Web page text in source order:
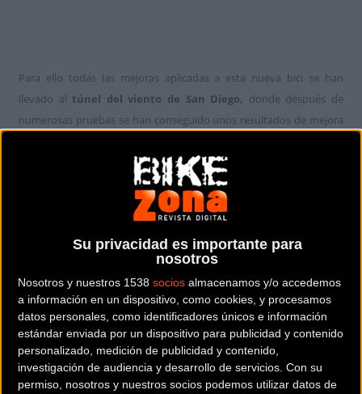
Su privacidad es importante para
nosotros
Nosotros y nuestros 1538 socios almacenamos y/o accedemos
a información en un dispositivo, como cookies, y procesamos
datos personales, como identificadores únicos e información
estándar enviada por un dispositivo para publicidad y contenido
personalizado, medición de publicidad y contenido,
investigación de audiencia y desarrollo de servicios. Con su
permiso, nosotros y nuestros socios podemos utilizar datos de
Para ello todas las mejoras aplicadas a esta nueva bici se han
llevado al túnel del viento de San Diego, donde después de
numerosas pruebas se han conseguido unos resultados de mejora
Las mediciones se han tomado a una velocidad del viento de 48,3
REACTIVA Y SEGURA
Con una geometría de competición y una gran rigidez se consigue
crear una bicicleta que nos va a dar una velocidad explosiva.
Mejorada la micro-suspensión y el paso para neumáticos anchos,
que la otorgan una sorprendente suavidad. Todo ello se suma a